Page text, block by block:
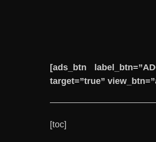
[ads_btn
target=”true”
[toc]